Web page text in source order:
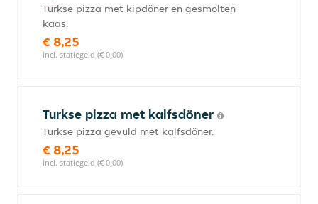
Turkse pizza met kipdöner en gesmolten
kaas.
€ 8,25
incl. statiegeld (€ 0,00)
Turkse pizza met kalfsdöner
Turkse pizza gevuld met kalfsdöner.
€ 8,25
incl. statiegeld (€ 0,00)